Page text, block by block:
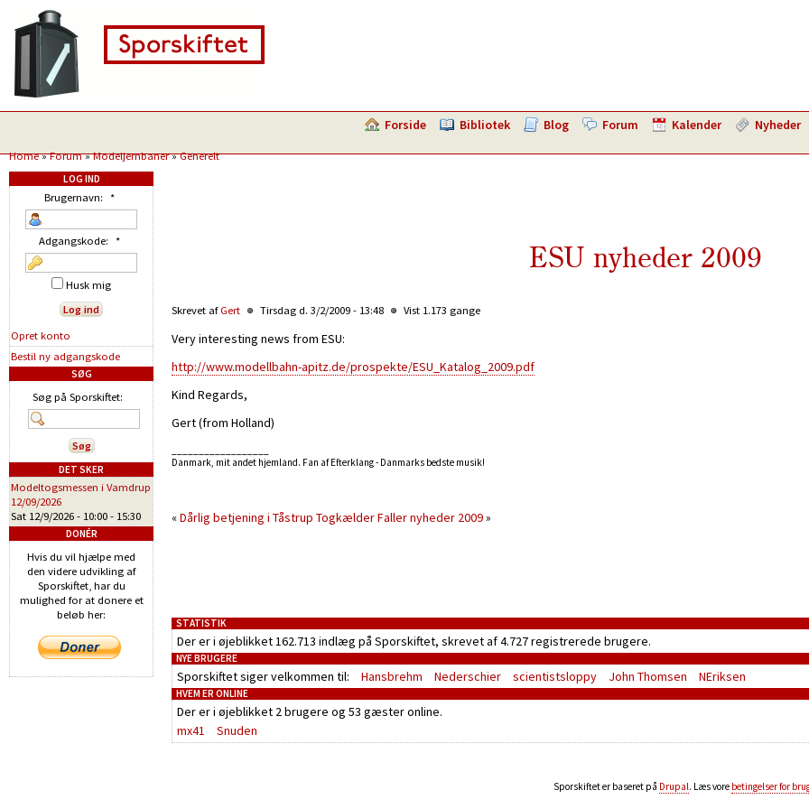
Forside Bibliotek Blog Forum Kalender Nyheder
Home»Forum»Modeljernbaner»Generelt
ESU nyheder 2009
Skrevet af Gert Tirsdag d. 3/2/2009 - 13:48 Vist 1.173 gange
Very interesting news from ESU:
http://www.modellbahn-apitz.de/prospekte/ESU_Katalog_2009.pdf
Kind Regards,
Gert (from Holland)
Danmark, mit andet hjemland. Fan af Efterklang - Danmarks bedste musik!
«Dårlig betjening i Tåstrup TogkælderFaller nyheder 2009»
STATISTIK
Der er i øjeblikket 162.713 indlæg på Sporskiftet, skrevet af 4.727 registrerede brugere.
NYE BRUGERE
Sporskiftet siger velkommen til: Hansbrehm Nederschier scientistsloppy John Thomsen NEriksen
HVEM ER ONLINE
Der er i øjeblikket 2 brugere og 53 gæsteronline.
mx41
Snuden
Sporskiftet er baseret på Drupal. Læs vore betingelser for
LOG IND
Brugernavn: *
Adgangskode: *
Husk mig
Opret konto
Bestil ny adgangskode
SØG
Søg på Sporskiftet:
DET SKER
Modeltogsmessen i Vamdrup
12/09/2026
Sat 12/9/2026 - 10:00 - 15:30
DONÉR
Hvis du vil hjælpe med
den videre udvikling af
Sporskiftet, har du
mulighed for at donere et
beløb her: